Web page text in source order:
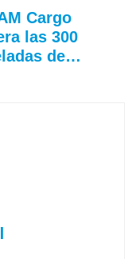
Cargo
las 300
de